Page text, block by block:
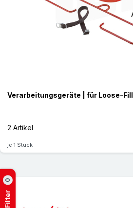
Filter
0
Verarbeitungsgeräte | für Loose-Fill
2 Artikel
je 1 Stück